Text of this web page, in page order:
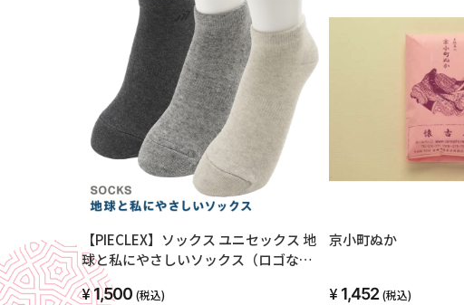
【PIECLEX】ソックス ユニセックス 地
球と私にやさしいソックス（ロゴな
し） 一足
1,500 (税込)
京小町ぬか
1,452 (税込)